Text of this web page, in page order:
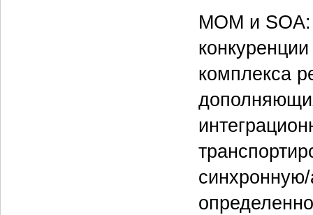
МОМ и SOA:
комплекса